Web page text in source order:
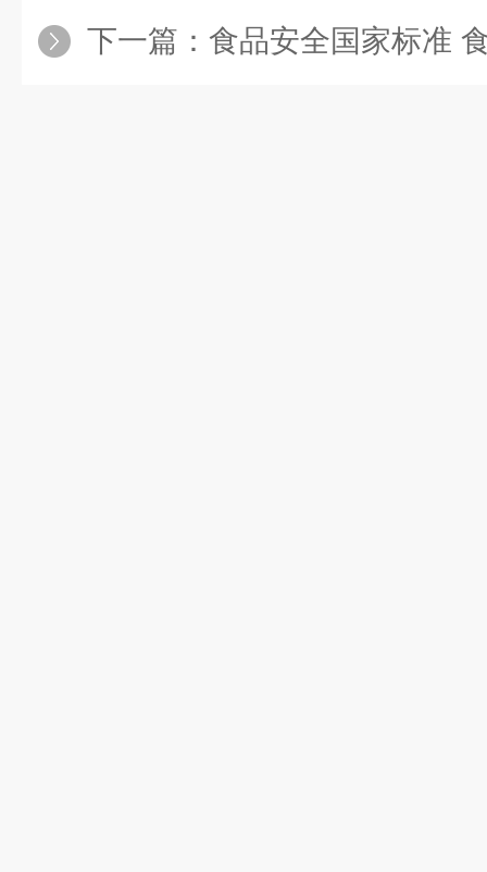
下一篇： 食品安全国家标准 食品营养强化